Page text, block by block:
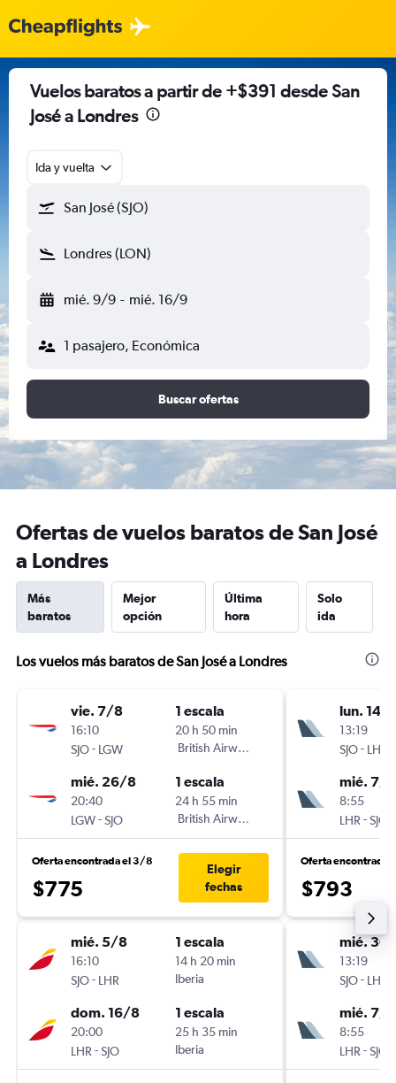
Vuelos baratos a partir de +$391 desde San
José a Londres
Ida y vuelta
San José (SJO)
Londres (LON)
mié. 9/9 - mié. 16/9
1 pasajero, Económica
Buscar ofertas
Ofertas de vuelos baratos de San José
a Londres
Más
baratos
Mejor
opción
Última
hora
Solo
ida
Los vuelos más baratos de San José a Londres
vie. 7/8
16:10
SJO- LGW
1 escala
20 h 50 min
British Airways
mié. 26/8
20:40
LGW-SJO
1 escala
24 h 55 min
British Airways
Oferta encontrada el 3/8
$775
Elegir
fechas
mié. 5/8
16:10
SJO- LHR
1 escala
14 h 20 min
Iberia
dom. 16/8
20:00
LHR -SJO
1 escala
25 h 35 min
Iberia
lun. 14/
13:19
SJO- LHR
mié. 7/
8:55
LHR -SJO
Oferta encontrada
$793
mié.
13:19
SJO- LHR
mié. 7/
8:55
LHR -SJO